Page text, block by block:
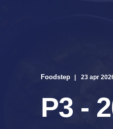
Foodstep 23 apr
P3 -